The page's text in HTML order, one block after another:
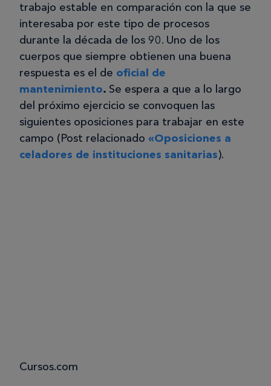
trabajo estable en comparación con la que se
interesaba por este tipo de procesos
durante la década de los 90. Uno de los
cuerpos que siempre obtienen una buena
respuesta es el de oficial de
mantenimiento. Se espera a que a lo largo
del próximo ejercicio se convoquen las
siguientes oposiciones para trabajar en este
campo (Post relacionado «Oposiciones a
celadores de instituciones sanitarias).
Cursos.com